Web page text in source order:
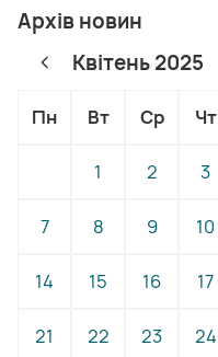
Архів новин
Квітень 2025
Пн Вт Ср Чт
1 2 3
7 8 9 10
14 15 16 17
21 22 23 24